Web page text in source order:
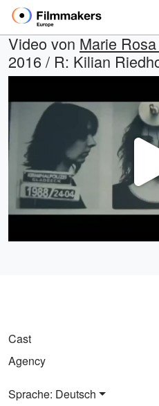
Video von Marie
2016 / R: Kilian
Cast
Agency
Sprache: Deutsch